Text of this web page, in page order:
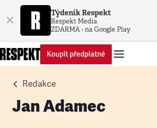
× Týdeník Respekt
Respekt Media
ZDARMA - na Google Play
Koupit předplatné
Redakce
Jan Adamec